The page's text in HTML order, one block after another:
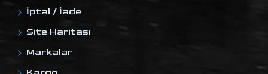
İptal / İade
Site Haritası
Markalar